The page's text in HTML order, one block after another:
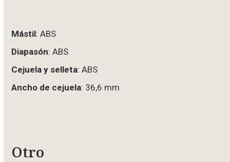
Mástil: ABS
Diapasón: ABS
Cejuela y selleta: ABS
Ancho de cejuela: 36,6 mm
Otro